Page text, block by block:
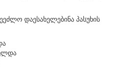
დაესახელებინა პასუხის